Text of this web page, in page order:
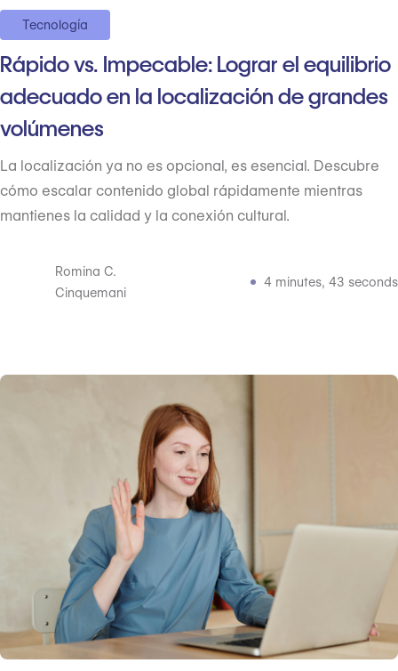
Tecnología
Rápido vs. Impecable: Lograr el equilibrio
adecuado en la localización de grandes
volúmenes
La localización ya no es opcional, es esencial. Descubre
cómo escalar contenido global rápidamente mientras
mantienes la calidad y la conexión cultural.
Romina C.
Cinquemani
4 minutes, 43 seconds